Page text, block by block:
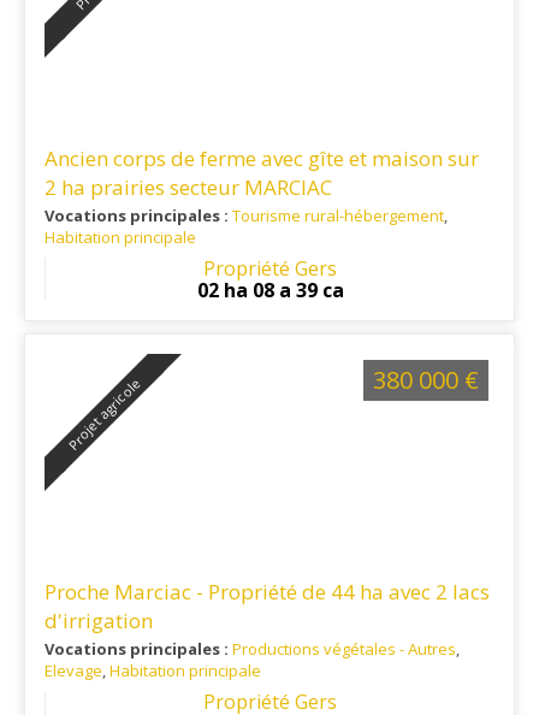
Ancien corps de ferme avec gîte et maison sur
2 ha prairies secteur MARCIAC
Vocations principales : Tourisme rural-hébergement,
Habitation principale
Propriété Gers
02 ha 08 a 39 ca
Projet agricole
Proche Marciac - Propriété de 44 ha avec 2 lacs
d'irrigation
Vocations principales : Productions végétales - Autres,
Elevage,Habitation principale
: Marciac 15 mn - Mirande 25 mn - Vic-
Propriété Gers
380 000 €